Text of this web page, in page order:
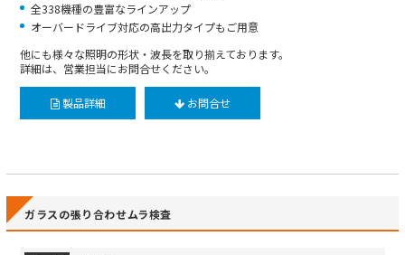
全338機種の豊富なラインアップ
オーバードライブ対応の高出力タイプもご用意
他にも様々な照明の形状・波長を取り揃えております。
詳細は、営業担当にお問合せください。
製品詳細 お問合せ
ガラスの張り合わせムラ検査